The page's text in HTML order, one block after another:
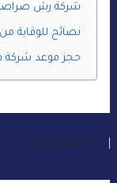
شركة رش
نصائح للوقاية
حجز موعد شركة
السابق